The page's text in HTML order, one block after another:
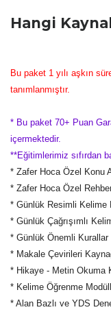
Hangi
Bu paket 1 yılı aşkın
tanımlanmıştır.
* Bu paket 70+ Puan
içermektedir.
**Eğitimlerimiz sıfırdan
* Zafer Hoca Özel Konu
* Zafer Hoca Özel
* Günlük Resimli Kelime
* Günlük Çağrışımlı
* Günlük Önemli Kurallar
* Makale Çevirileri
* Hikaye - Metin Okuma
* Kelime Öğrenme
* Alan Bazlı ve YDS